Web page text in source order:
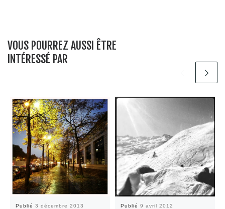
VOUS POURREZ AUSSI ÊTRE
INTÉRESSÉ PAR
Publié3 décembre 2013 Publié9 avril 2012